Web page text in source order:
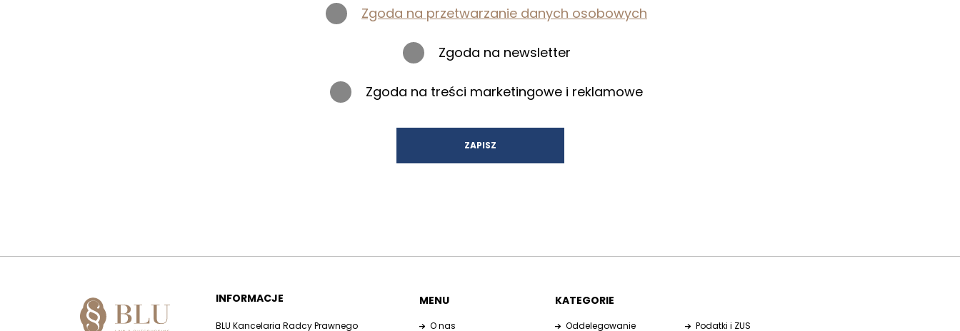
Zgoda na przetwarzanie danych osobowych
Zgoda na newsletter
Zgoda na treści marketingowe i reklamowe
INFORMACJE
BLU Kancelaria Radcy Prawnego
MENU
O nas
KATEGORIE
Oddelegowanie Podatki i ZUS